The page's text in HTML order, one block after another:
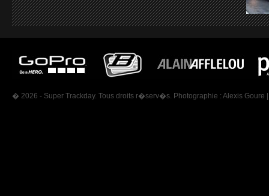
� 2026 - Super Trackday. Tous droits r�serv�s. Photographie : Alexis Goure